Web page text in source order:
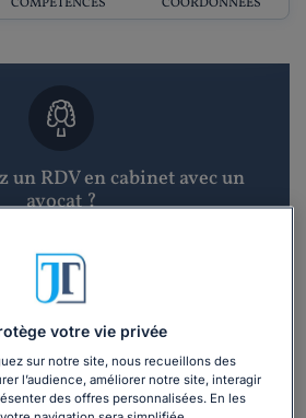
un RDV en cabinet avec un
avocat ?
des devis d'avocats
3 devis en 48h
votre vie privée
sur notre site, nous recueillons des
l’audience, améliorer notre site, interagir
des offres personnalisées. En les